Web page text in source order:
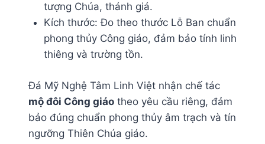
tượng Chúa, thánh giá.
Kích thước: Đo theo thước Lỗ Ban chuẩn
phong thủy Công giáo, đảm bảo tính linh
thiêng và trường tồn.
Đá Mỹ Nghệ Tâm Linh Việt nhận chế tác
mộ đôi Công giáo theo yêu cầu riêng, đảm
bảo đúng chuẩn phong thủy âm trạch và tín
ngưỡng Thiên Chúa giáo.